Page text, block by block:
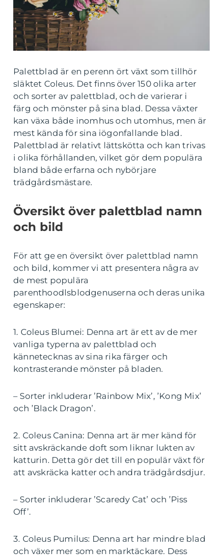
Palettblad är en perenn ört växt som tillhör
släktet Coleus. Det finns över 150 olika arter
och sorter av palettblad, och de varierar i
färg och mönster på sina blad. Dessa växter
kan växa både inomhus och utomhus, men är
mest kända för sina iögonfallande blad.
Palettblad är relativt lättskötta och kan trivas
i olika förhållanden, vilket gör dem populära
bland både erfarna och nybörjare
trädgårdsmästare.
Översikt över palettblad namn
och bild
För att ge en översikt över palettblad namn
och bild, kommer vi att presentera några av
de mest populära
parenthoodlsblodgenuserna och deras unika
egenskaper:
1. Coleus Blumei: Denna art är ett av de mer
vanliga typerna av palettblad och
kännetecknas av sina rika färger och
kontrasterande mönster på bladen.
– Sorter inkluderar ’Rainbow Mix’, ’Kong Mix’
och ’Black Dragon’.
2. Coleus Canina: Denna art är mer känd för
sitt avskräckande doft som liknar lukten av
katturin. Detta gör det till en populär växt för
att avskräcka katter och andra trädgårdsdjur.
– Sorter inkluderar ’Scaredy Cat’ och ’Piss
Off’.
3. Coleus Pumilus: Denna art har mindre blad
och växer mer som en marktäckare. Dess